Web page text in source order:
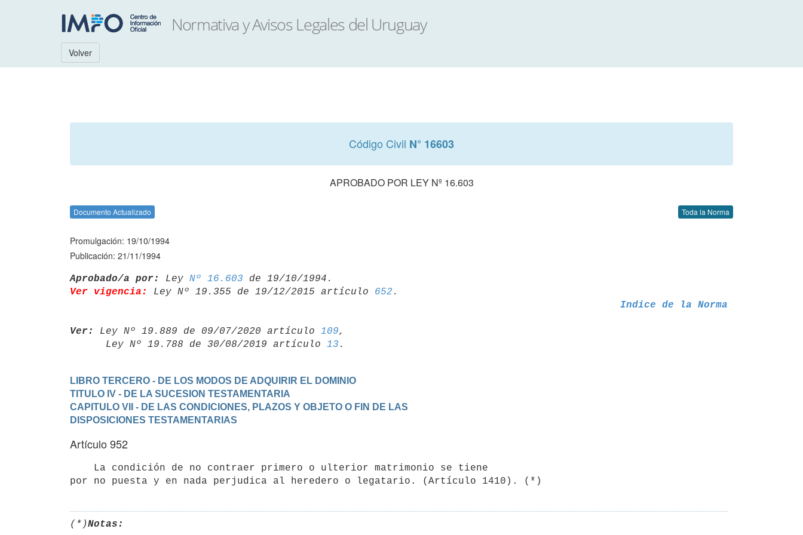
Volver
Código Civil N° 16603
APROBADO POR LEY Nº 16.603
Documento Actualizado Toda la Norma
Promulgación: 19/10/1994
Publicación: 21/11/1994
Aprobado/a por: Ley Nº 16.603
Ver vigencia:
Ley Nº 19.355 de 19/12/2015 artículo 652
Indice de la Norma
Ver: Ley Nº 19.889 de 09/07/2020 artículo 109,
      Ley Nº 19.788 de 30/08/2019 artículo
13
LIBRO TERCERO - DE LOS MODOS DE ADQUIRIR EL DOMINIO
TITULO IV - DE LA SUCESION TESTAMENTARIA
CAPITULO VII - DE LAS CONDICIONES, PLAZOS Y OBJETO O FIN DE LAS
DISPOSICIONES TESTAMENTARIAS
Artículo 952
(*)Notas: